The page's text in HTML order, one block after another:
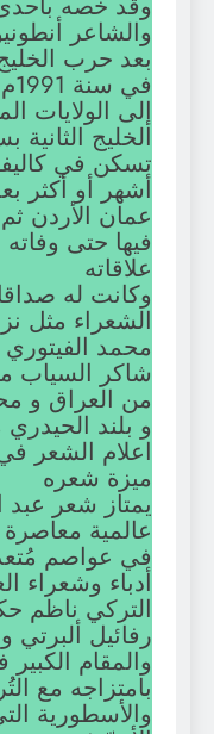
والشاعر
بعد حرب الخليج
إلى الولايات
الخليج الثانية
أشهر أو أكثر
عمان الأردن
فيها حتى وفاته عام
علاقاته
وكانت له
الشعراء مثل
محمد
شاكر السياب
من العراق و
و بلند
اعلام الشعر
ميزة شعره
يمتاز شعر عبد
عالمية معاصرة
في عواصم
أدباء وشعراء
التركي ناظم
رفائيل
والمقام الكبير
بامتزاجه مع
والأسطورية